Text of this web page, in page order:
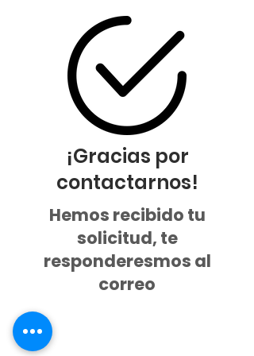
¡Gracias por
contactarnos!
Hemos recibido tu
solicitud, te
responderesmos al
correo